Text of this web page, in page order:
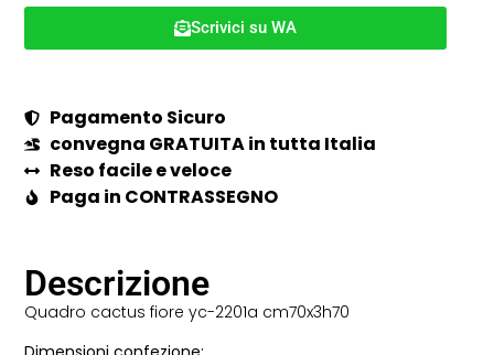
Scrivici su WA
Pagamento Sicuro
convegna GRATUITA in tutta Italia
Reso facile e veloce
Paga in CONTRASSEGNO
Descrizione
Quadro cactus fiore yc-2201a cm70x3h70